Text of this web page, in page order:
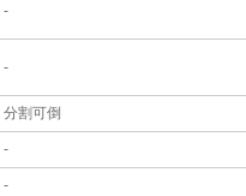
-
-
分割可倒
-
-